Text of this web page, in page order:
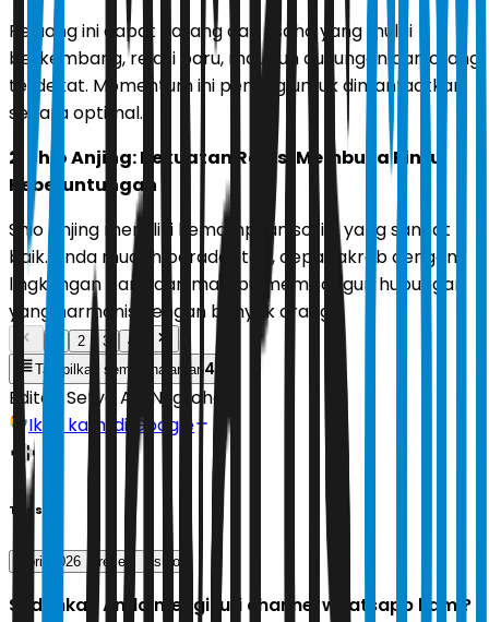
Peluang ini dapat datang dari usaha yang mulai
berkembang, relasi baru, maupun dukungan dari orang
terdekat. Momentum ini penting untuk dimanfaatkan
secara optimal.
2. Shio Anjing: Kekuatan Relasi Membuka Pintu
Keberuntungan
Shio Anjing memiliki kemampuan sosial yang sangat
baik. Anda mudah beradaptasi, cepat akrab dengan
lingkungan baru, dan mampu membangun hubungan
yang harmonis dengan banyak orang.
2 3
4
Tampilkan semua halaman 4
Editor: Setyo Adi Nugroho
Ikuti kami di Google
Tags
April 2026 rezeki shio
Sudahkah Anda mengikuti channel whatsapp kami?